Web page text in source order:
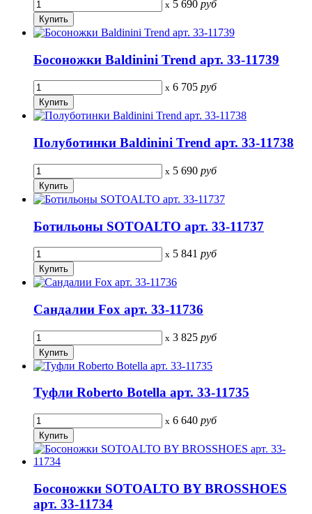
x 5 690 руб
Босоножки Baldinini Trend арт. 33-11739
x 6 705 руб
Полуботинки Baldinini Trend арт. 33-11738
x 5 690 руб
Ботильоны SOTOALTO арт. 33-11737
x 5 841 руб
Сандалии Fox арт. 33-11736
x 3 825 руб
Туфли Roberto Botella арт. 33-11735
x 6 640 руб
Босоножки SOTOALTO BY BROSSHOES
арт. 33-11734